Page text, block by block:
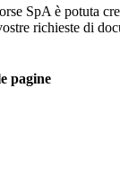
SpA è potuta
richieste di
pagine